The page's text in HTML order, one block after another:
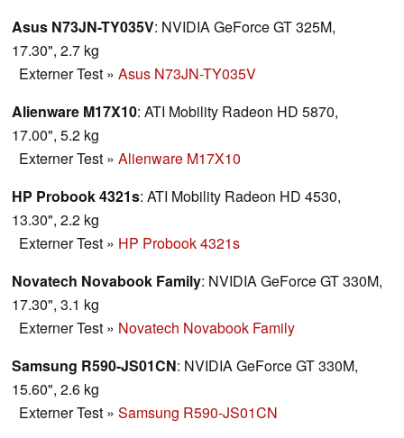
Asus N73JN-TY035V: NVIDIA GeForce GT 325M,
17.30", 2.7 kg
Externer Test » Asus N73JN-TY035V
Alienware M17X10: ATI Mobility Radeon HD 5870,
17.00", 5.2 kg
Externer Test » Alienware M17X10
HP Probook 4321s: ATI Mobility Radeon HD 4530,
13.30", 2.2 kg
Externer Test » HP Probook 4321s
Novatech Novabook Family: NVIDIA GeForce GT 330M,
17.30", 3.1 kg
Externer Test » Novatech Novabook Family
Samsung R590-JS01CN: NVIDIA GeForce GT 330M,
15.60", 2.6 kg
Externer Test » Samsung R590-JS01CN